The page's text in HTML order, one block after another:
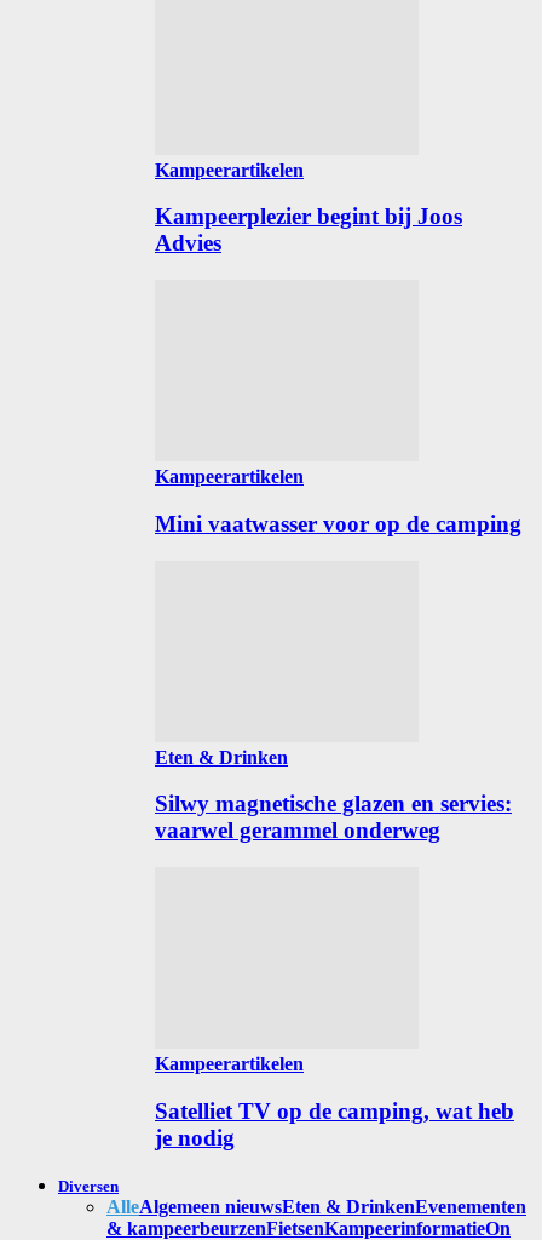
Kampeerartikelen
Kampeerplezier begint bij Joos
Advies
Kampeerartikelen
Mini vaatwasser voor op de camping
Eten & Drinken
Silwy magnetische glazen en servies:
vaarwel gerammel onderweg
Kampeerartikelen
Satelliet TV op de camping, wat heb
je nodig
Diversen
AlleAlgemeen nieuwsEten & DrinkenEvenementen
& kampeerbeurzenFietsenKampeerinformatieOn